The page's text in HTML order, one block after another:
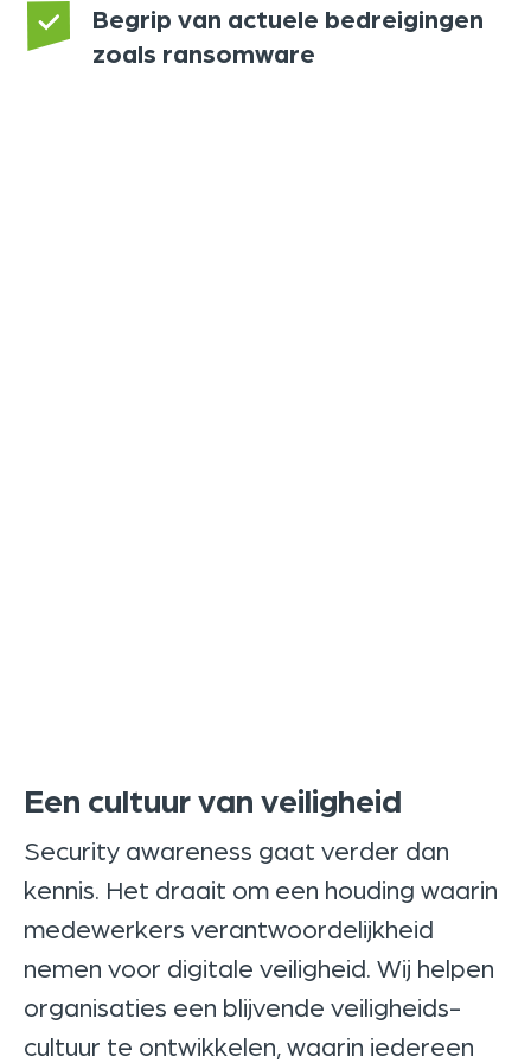
Begrip van actuele bedreigingen
zoals ransomware
Een cultuur van veiligheid
Security awareness gaat verder dan
kennis. Het draait om een houding waarin
medewerkers verantwoordelijkheid
nemen voor digitale veiligheid. Wij helpen
organisaties een blijvende veiligheids­
cultuur te ontwikkelen, waarin iedereen